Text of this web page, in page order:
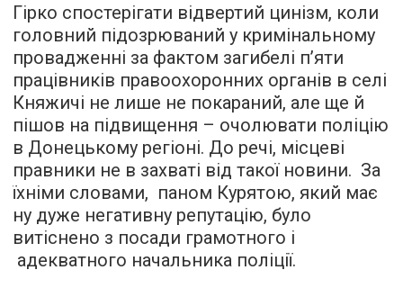
Гірко спостерігати відвертий цинізм, коли
головний підозрюваний у кримінальному
провадженні за фактом загибелі п’яти
працівників правоохоронних органів в селі
Княжичі не лише не покараний, але ще й
пішов на підвищення – очолювати поліцію
в Донецькому регіоні. До речі, місцеві
правники не в захваті від такої новини. За
їхніми словами, паном Курятою, який має
ну дуже негативну репутацію, було
витіснено з посади грамотного і
адекватного начальника поліції.